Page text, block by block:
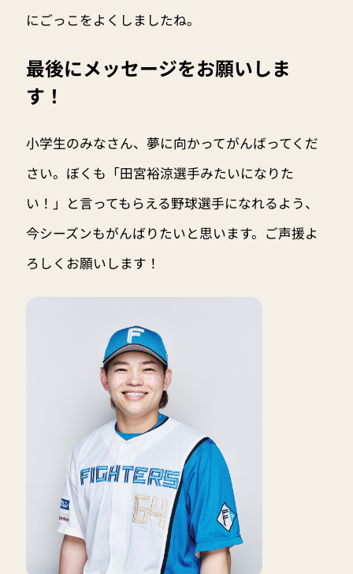
にごっこをよくしましたね。
最後にメッセージをお願いしま
す！
小学生のみなさん、夢に向かってがんばってくだ
さい。ぼくも「田宮裕涼選手みたいになりた
い！」と言ってもらえる野球選手になれるよう、
今シーズンもがんばりたいと思います。ご声援よ
ろしくお願いします！